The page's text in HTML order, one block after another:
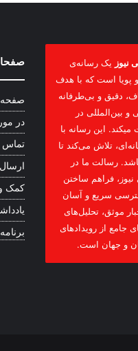
نیوز یک رسانه‌ی
پویا است که با هدف
دقیق و بی‌طرفانه
بین‌المللی در
میکند. این رسانه با
تلاش می‌کند تا
رسالت ما در
فراهم ساختن
سریع و آسان
موثق، تحلیل‌های
جامع از رویدادهای
و جهان است.
در
تماس
کمک